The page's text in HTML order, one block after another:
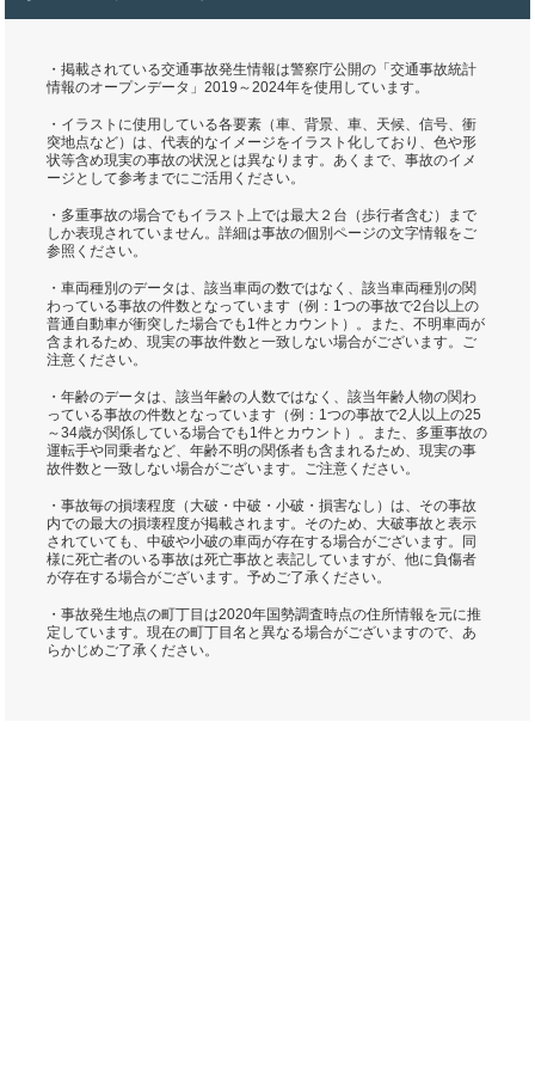
・掲載されている交通事故発生情報は警察庁公開の「交通事故統計
情報のオープンデータ」2019～2024年を使用しています。
・イラストに使用している各要素（車、背景、車、天候、信号、衝
突地点など）は、代表的なイメージをイラスト化しており、色や形
状等含め現実の事故の状況とは異なります。あくまで、事故のイメ
ージとして参考までにご活用ください。
・多重事故の場合でもイラスト上では最大２台（歩行者含む）まで
しか表現されていません。詳細は事故の個別ページの文字情報をご
参照ください。
・車両種別のデータは、該当車両の数ではなく、該当車両種別の関
わっている事故の件数となっています（例：1つの事故で2台以上の
普通自動車が衝突した場合でも1件とカウント）。また、不明車両が
含まれるため、現実の事故件数と一致しない場合がございます。ご
注意ください。
・年齢のデータは、該当年齢の人数ではなく、該当年齢人物の関わ
っている事故の件数となっています（例：1つの事故で2人以上の25
～34歳が関係している場合でも1件とカウント）。また、多重事故の
運転手や同乗者など、年齢不明の関係者も含まれるため、現実の事
故件数と一致しない場合がございます。ご注意ください。
・事故毎の損壊程度（大破・中破・小破・損害なし）は、その事故
内での最大の損壊程度が掲載されます。そのため、大破事故と表示
されていても、中破や小破の車両が存在する場合がございます。同
様に死亡者のいる事故は死亡事故と表記していますが、他に負傷者
が存在する場合がございます。予めご了承ください。
・事故発生地点の町丁目は2020年国勢調査時点の住所情報を元に推
定しています。現在の町丁目名と異なる場合がございますので、あ
らかじめご了承ください。